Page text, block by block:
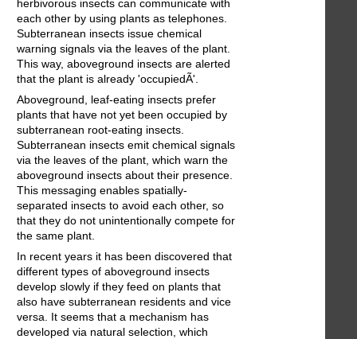
herbivorous insects can communicate with
each other by using plants as telephones.
Subterranean insects issue chemical
warning signals via the leaves of the plant.
This way, aboveground insects are alerted
that the plant is already 'occupiedÃ'.
Aboveground, leaf-eating insects prefer
plants that have not yet been occupied by
subterranean root-eating insects.
Subterranean insects emit chemical signals
via the leaves of the plant, which warn the
aboveground insects about their presence.
This messaging enables spatially-
separated insects to avoid each other, so
that they do not unintentionally compete for
the same plant.
In recent years it has been discovered that
different types of aboveground insects
develop slowly if they feed on plants that
also have subterranean residents and vice
versa. It seems that a mechanism has
developed via natural selection, which